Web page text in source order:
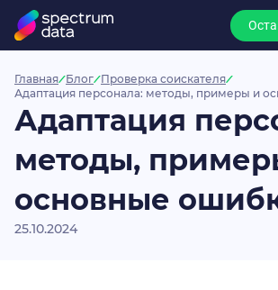
Главная Блог Проверка соискателя
Адаптация персонала: методы, примеры и
Адаптация
методы,
основные
25.10.2024